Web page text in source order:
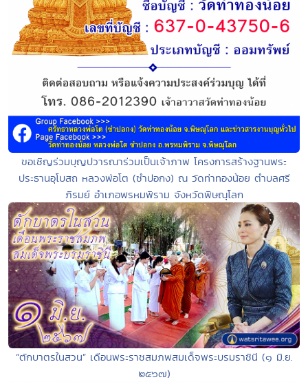
ขอเชิญร่วมบุญปวารณาร่วมเป็นเจ้าภาพ โครงการสร้างฐานพระ
ประธานอุโบสถ หลวงพ่อโต (ซำปอกง) ณ วัดท่าทองน้อย ตำบลศรี
ภิรมย์ อำเภอพรหมพิราม จังหวัดพิษณุโลก
“ตักบาตรในสวน” เดือนพระราชสมภพสมเด็จพระบรมราชินี (๑ มิ.ย.
๒๕๖๗)